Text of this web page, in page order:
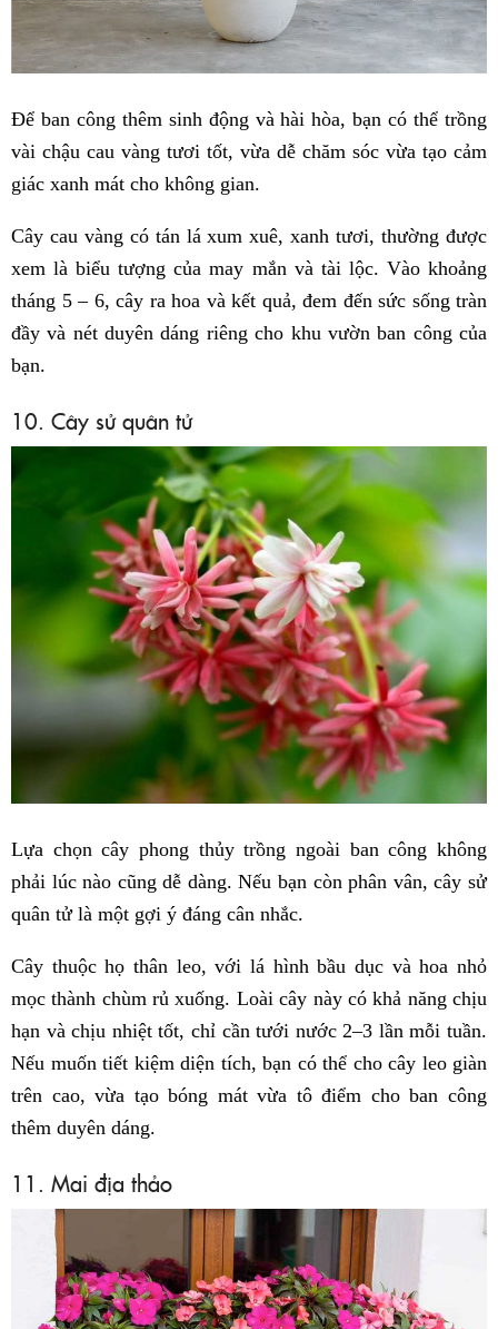
Để ban công thêm sinh động và hài hòa, bạn có thể trồng
vài chậu cau vàng tươi tốt, vừa dễ chăm sóc vừa tạo cảm
giác xanh mát cho không gian.
Cây cau vàng có tán lá xum xuê, xanh tươi, thường được
xem là biểu tượng của may mắn và tài lộc. Vào khoảng
tháng 5 – 6, cây ra hoa và kết quả, đem đến sức sống tràn
đầy và nét duyên dáng riêng cho khu vườn ban công của
bạn.
10. Cây sử quân tử
Lựa chọn cây phong thủy trồng ngoài ban công không
phải lúc nào cũng dễ dàng. Nếu bạn còn phân vân, cây sử
quân tử là một gợi ý đáng cân nhắc.
Cây thuộc họ thân leo, với lá hình bầu dục và hoa nhỏ
mọc thành chùm rủ xuống. Loài cây này có khả năng chịu
hạn và chịu nhiệt tốt, chỉ cần tưới nước 2–3 lần mỗi tuần.
Nếu muốn tiết kiệm diện tích, bạn có thể cho cây leo giàn
trên cao, vừa tạo bóng mát vừa tô điểm cho ban công
thêm duyên dáng.
11. Mai địa thảo